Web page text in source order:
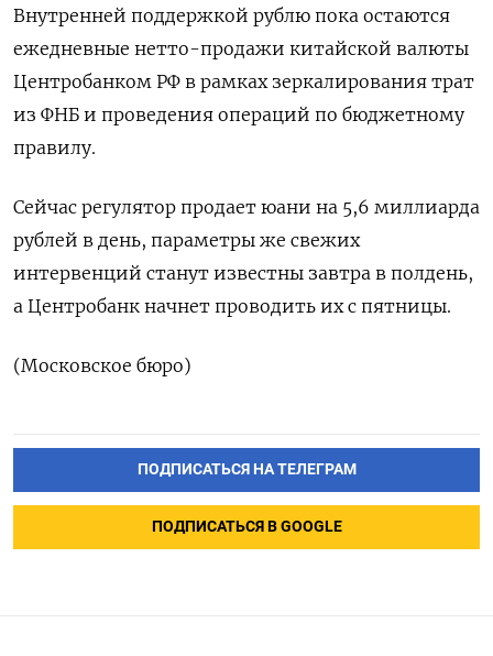
Внутренней поддержкой рублю пока остаются
ежедневные нетто-продажи китайской валюты
Центробанком РФ в рамках зеркалирования трат
из ФНБ и проведения операций по бюджетному
правилу.
Сейчас регулятор продает юани на 5,6 миллиарда
рублей в день, параметры же свежих
интервенций станут известны завтра в полдень,
а Центробанк начнет проводить их с пятницы.
(Московское бюро)
ПОДПИСАТЬСЯ НА ТЕЛЕГРАМ
ПОДПИСАТЬСЯ В GOOGLE